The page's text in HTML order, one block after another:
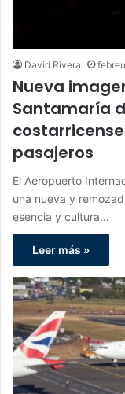
David Rivera
Nueva
Santamaría
pasajeros
El Aeropuerto
una nueva y
esencia y cultura…
Leer más »